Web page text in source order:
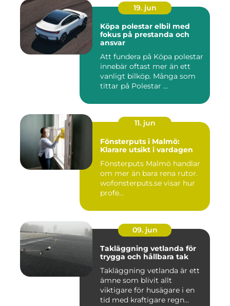
19. jun
Köpa polestar elbil med
fokus på prestanda och
ansvar
Att fundera på Köpa polestar
innebär oftast mer än ett
vanligt bilköp. Många som
tittar på Polestar ...
11. jun
Fönsterputs i Malmö:
Klarare utsikt i vardagen
Fönsterputs Malmö handlar
om mer än bara rena rutor.
wofonsterputs.se visar hur
profe...
09. jun
Takläggning vetlanda för
trygga och hållbara tak
Takläggning vetlanda är ett
ämne som blivit allt
viktigare för husägare i en
tid med kraftigare regn...